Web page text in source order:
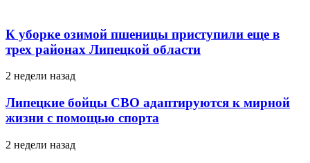
К уборке озимой пшеницы приступили еще в
трех районах Липецкой области
2 недели назад
Липецкие бойцы СВО адаптируются к мирной
жизни с помощью спорта
2 недели назад